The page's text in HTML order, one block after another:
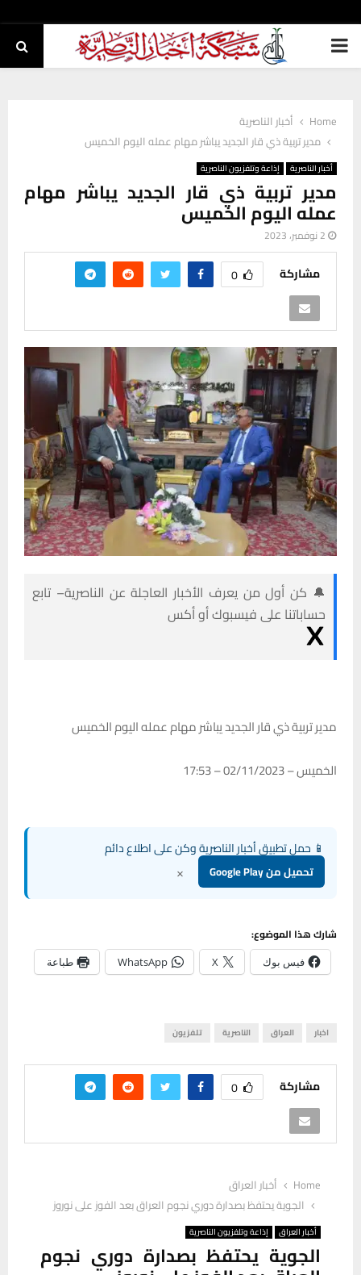
PRIMARY
Home
أخبار الناصرية
مدير تربية ذي قار الجديد يباشر مهام عمله اليوم الخميس
أخبار الناصرية إذاعة وتلفزيون الناصرية
مدير تربية ذي قار الجديد يباشر مهام
عمله اليوم الخميس
2 نوفمبر، 2023
مشاركة 0
🔔 كن أول من يعرف الأخبار العاجلة عن الناصرية– تابع
حساباتنا على فيسبوك أو أكس
مدير تربية ذي قار الجديد يباشر مهام عمله اليوم الخميس
الخميس – 02/11/2023 – 17:53
📱 حمل تطبيق أخبار الناصرية وكن على اطلاع دائم
تحميل من Google Play ×
شارك هذا الموضوع:
فيس بوك X
WhatsApp طباعة
اخبار العراق الناصرية تلفزيون
مشاركة 0
Home
أخبار العراق
الجوية يحتفظ بصدارة دوري نجوم العراق بعد الفوز على نوروز
أخبار العراق إذاعة وتلفزيون الناصرية
الجوية يحتفظ بصدارة دوري نجوم